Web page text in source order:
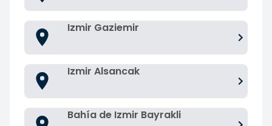
Izmir Gaziemir
Izmir Alsancak
Bahía de Izmir Bayrakli